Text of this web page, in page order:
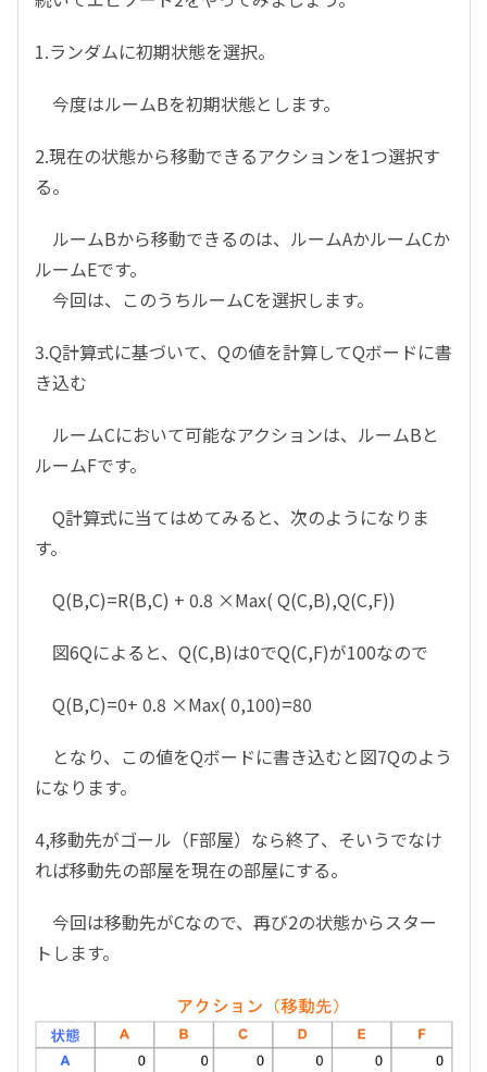
1.ランダムに初期状態を選択。
今度はルームBを初期状態とします。
2.現在の状態から移動できるアクションを1つ選択す
る。
ルームBから移動できるのは、ルームAかルームCか
ルームEです。
今回は、このうちルームCを選択します。
3.Q計算式に基づいて、Qの値を計算してQボードに書
き込む
ルームCにおいて可能なアクションは、ルームBと
ルームFです。
Q計算式に当てはめてみると、次のようになりま
す。
Q(B,C)=R(B,C) + 0.8 ×Max( Q(C,B),Q(C,F))
図6Qによると、Q(C,B)は0でQ(C,F)が100なので
Q(B,C)=0+ 0.8 ×Max( 0,100)=80
となり、この値をQボードに書き込むと図7Qのよう
になります。
4,移動先がゴール（F部屋）なら終了、そいうでなけ
れば移動先の部屋を現在の部屋にする。
今回は移動先がCなので、再び2の状態からスター
トします。